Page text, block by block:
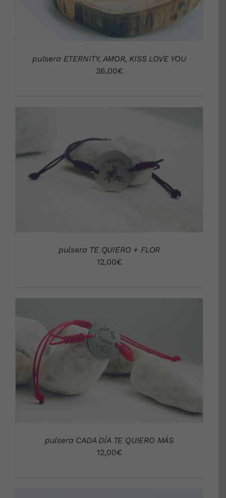
pulsera ETERNITY, AMOR, KISS LOVE YOU
36,00€
DETALLES
pulsera TE QUIERO + FLOR
12,00€
DETALLES
pulsera CADA DÍA TE QUIERO MÁS
12,00€